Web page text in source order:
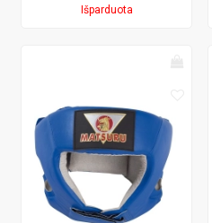
Išparduota